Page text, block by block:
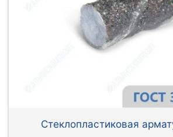
Стеклопластиковая